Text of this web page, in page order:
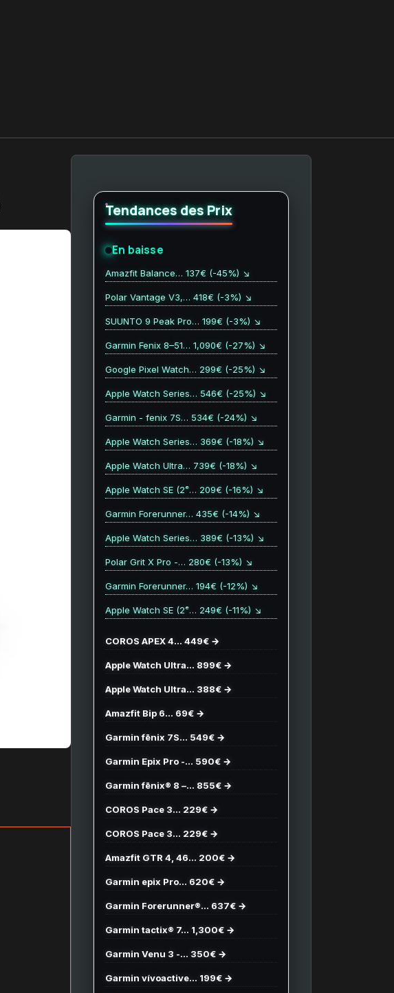
Tendances des Prix
En baisse
Amazfit Balance… 137€ (-45%) ↘
Polar Vantage V3,… 418€ (-3%) ↘
SUUNTO 9 Peak Pro… 199€ (-3%) ↘
Garmin Fenix 8–51… 1,090€ (-27%) ↘
Google Pixel Watch… 299€ (-25%) ↘
Apple Watch Series… 546€ (-25%) ↘
Garmin - fenix 7S… 534€ (-24%) ↘
Apple Watch Series… 369€ (-18%) ↘
Apple Watch Ultra… 739€ (-18%) ↘
Apple Watch SE (2ᵉ… 209€ (-16%) ↘
Garmin Forerunner… 435€ (-14%) ↘
Apple Watch Series… 389€ (-13%) ↘
Polar Grit X Pro -… 280€ (-13%) ↘
Garmin Forerunner… 194€ (-12%) ↘
Apple Watch SE (2ᵉ… 249€ (-11%) ↘
COROS APEX 4… 449€ →
Apple Watch Ultra… 899€ →
Apple Watch Ultra… 388€ →
Amazfit Bip 6… 69€ →
Garmin fēnix 7S… 549€ →
Garmin Epix Pro -… 590€ →
Garmin fēnix® 8 –… 855€ →
COROS Pace 3… 229€ →
COROS Pace 3… 229€ →
Amazfit GTR 4, 46… 200€ →
Garmin epix Pro… 620€ →
Garmin Forerunner®… 637€ →
Garmin tactix® 7… 1,300€ →
Garmin Venu 3 -… 350€ →
Garmin vívoactive… 199€ →